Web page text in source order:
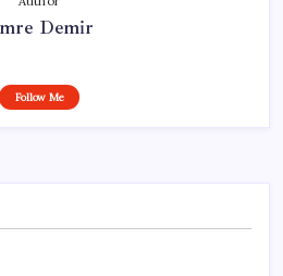
Demir
Follow Me